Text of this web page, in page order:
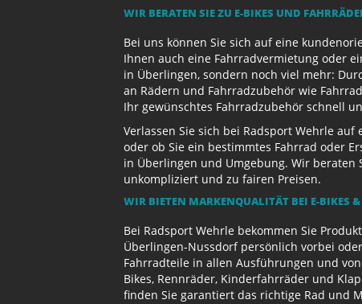
WIR BERATEN SIE ZU E-BIKES UND
Bei uns können Sie sich auf eine
Ihnen auch eine Fahrradvermietung oder
in Überlingen, sondern noch viel mehr:
an Rädern und Fahrradzubehör wie
Ihr gewünschtes Fahrradzubehör schnell
Verlassen Sie sich bei Radsport Wehrle
oder ob Sie ein bestimmtes Fahrrad oder
in Überlingen und Umgebung. Wir beraten
unkompliziert und zu fairen Preisen.
WIR BIETEN MARKENQUALITÄT BEI E-BIKES &
Bei Radsport Wehrle bekommen Sie
Überlingen-Nussdorf persönlich vorbei
Fahrradteile in allen Ausführungen und
Bikes, Rennräder, Kinderfahrräder und
finden Sie garantiert das richtige Rad und